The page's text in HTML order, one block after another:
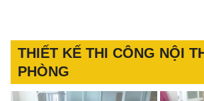
THIẾT KẾ THI CÔNG NỘI
PHÒNG